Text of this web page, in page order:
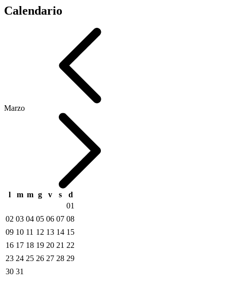
Calendario
Marzo
l m m g v s
d
01
02 03 04 05 06 07 08
09 10 11 12 13 14 15
16 17 18 19 20 21 22
23 24 25 26 27 28 29
30 31